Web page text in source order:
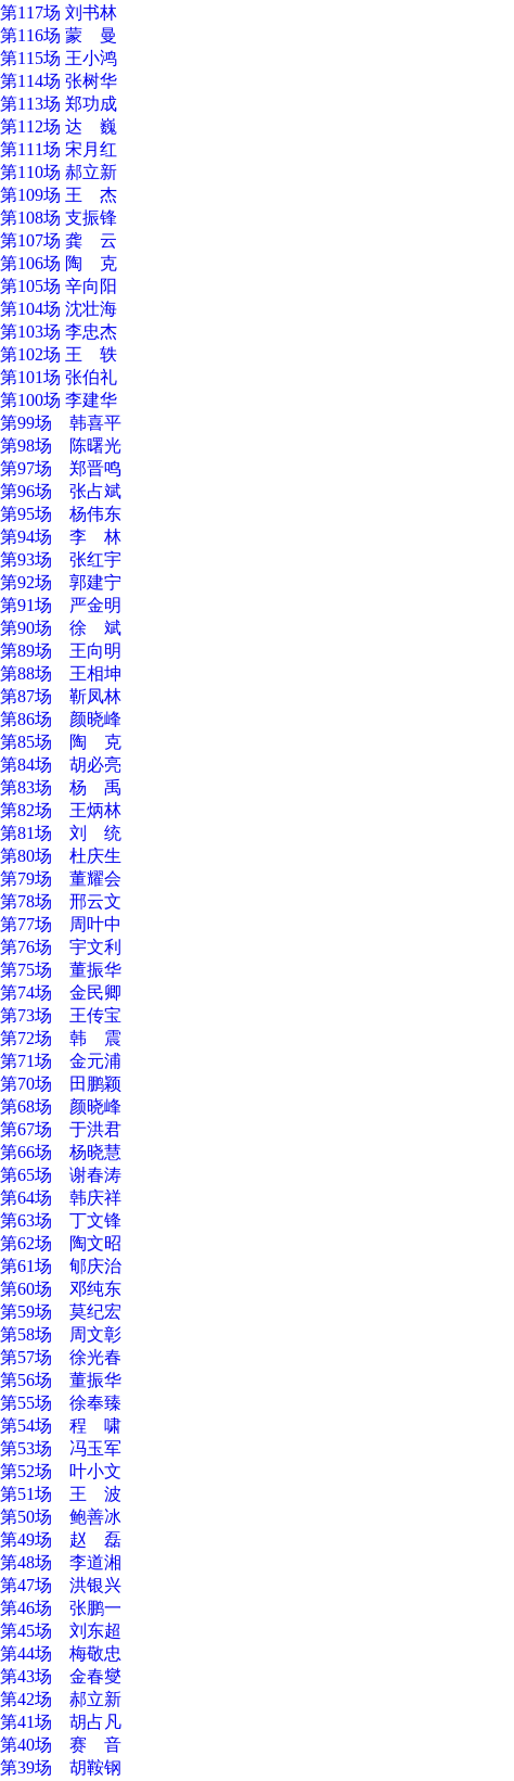
第117场 刘书林
第116场 蒙 曼
第115场 王小鸿
第114场 张树华
第113场 郑功成
第112场 达 巍
第111场 宋月红
第110场 郝立新
第109场 王 杰
第108场 支振锋
第107场 龚 云
第106场 陶 克
第105场 辛向阳
第104场 沈壮海
第103场 李忠杰
第102场 王 轶
第101场 张伯礼
第100场 李建华
第99场 韩喜平
第98场 陈曙光
第97场 郑晋鸣
第96场 张占斌
第95场 杨伟东
第94场 李 林
第93场 张红宇
第92场 郭建宁
第91场 严金明
第90场 徐 斌
第89场 王向明
第88场 王相坤
第87场 靳凤林
第86场 颜晓峰
第85场 陶 克
第84场 胡必亮
第83场 杨 禹
第82场 王炳林
第81场 刘 统
第80场 杜庆生
第79场 董耀会
第78场 邢云文
第77场 周叶中
第76场 宇文利
第75场 董振华
第74场 金民卿
第73场 王传宝
第72场 韩 震
第71场 金元浦
第70场 田鹏颖
第68场 颜晓峰
第67场 于洪君
第66场 杨晓慧
第65场 谢春涛
第64场 韩庆祥
第63场 丁文锋
第62场 陶文昭
第61场 郇庆治
第60场 邓纯东
第59场 莫纪宏
第58场 周文彰
第57场 徐光春
第56场 董振华
第55场 徐奉臻
第54场 程 啸
第53场 冯玉军
第52场 叶小文
第51场 王 波
第50场 鲍善冰
第49场 赵 磊
第48场 李道湘
第47场 洪银兴
第46场 张鹏一
第45场 刘东超
第44场 梅敬忠
第43场 金春燮
第42场 郝立新
第41场 胡占凡
第40场 赛 音
第39场 胡鞍钢